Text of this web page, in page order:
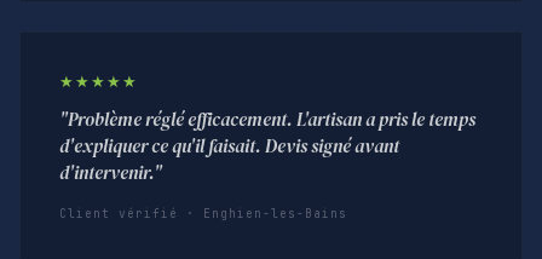
★★★★★
"Problème réglé efficacement. L'artisan a pris le temps
d'expliquer ce qu'il faisait. Devis signé avant
d'intervenir."
Client vérifié · Enghien-les-Bains